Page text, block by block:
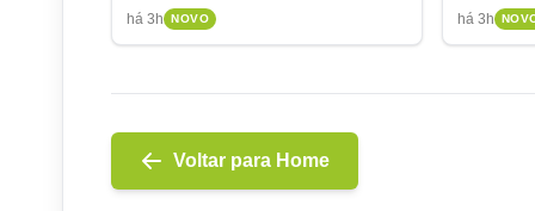
há 3h NOVO
e nova
há 3h
Voltar para Home